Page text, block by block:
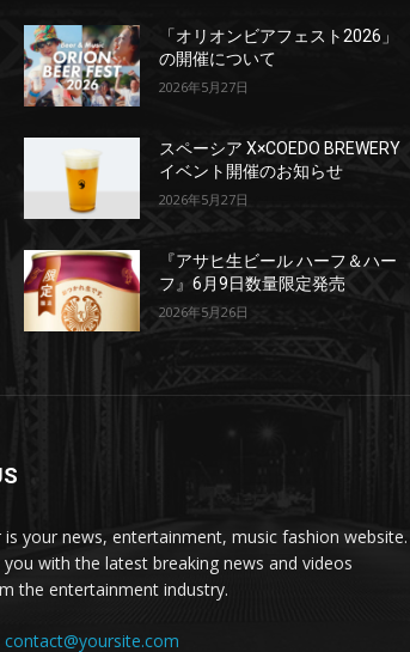
「オリオンビアフェスト2026」
の開催について
2026年5月27日
スペーシア X×COEDO BREWERY
イベント開催のお知らせ
2026年5月27日
『アサヒ生ビール ハーフ＆ハー
フ』6月9日数量限定発売
2026年5月26日
is your news, entertainment, music fashion website.
you with the latest breaking news and videos
the entertainment industry.
contact@yoursite.com